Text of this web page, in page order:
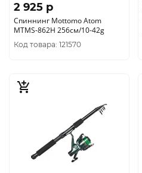
2 925 p
Спиннинг Mottomo Atom
MTMS-862H 256см/10-42g
Код товара: 121570